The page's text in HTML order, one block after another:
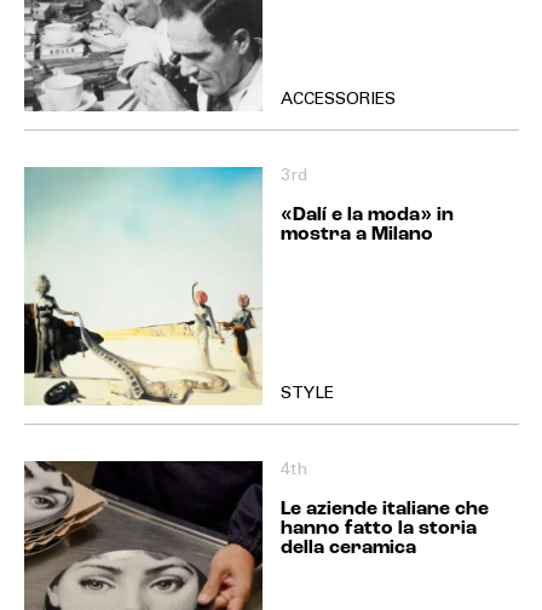
ACCESSORIES
3rd
«Dalí e la moda» in
mostra a Milano
STYLE
4th
Le aziende italiane che
hanno fatto la storia
della ceramica